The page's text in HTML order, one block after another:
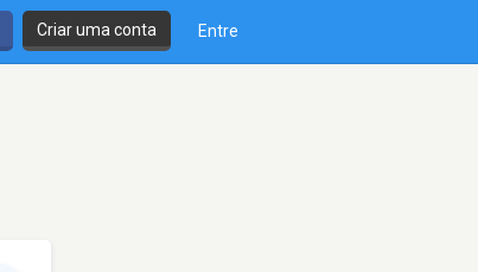
Criar uma conta Entre